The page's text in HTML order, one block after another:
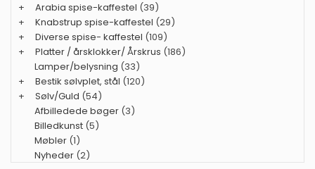
+
Arabia spise-kaffestel (39)
+
Knabstrup spise-kaffestel (29)
+
Diverse spise- kaffestel (109)
+
Platter / årsklokker/ Årskrus (186)
Lamper/belysning (33)
+
Bestik sølvplet, stål (120)
+
Sølv/Guld (54)
Afbilledede bøger (3)
Billedkunst (5)
Møbler (1)
Nyheder (2)